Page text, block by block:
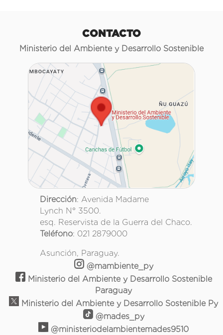
CONTACTO
Ministerio del Ambiente y Desarrollo Sostenible
Dirección: Avenida Madame
Lynch N° 3500.
esq. Reservista de la Guerra del Chaco.
Teléfono: 021 2879000
Asunción, Paraguay.
@mambiente_py
Ministerio del Ambiente y Desarrollo Sostenible
Paraguay
Ministerio del Ambiente y Desarrollo Sostenible Py
@mades_py
@ministeriodelambientemades9510